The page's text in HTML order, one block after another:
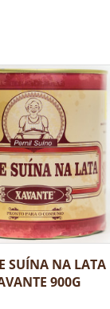
SUÍNA NA LATA
900G